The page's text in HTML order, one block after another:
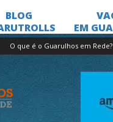
O que é o Guarulhos em Rede?